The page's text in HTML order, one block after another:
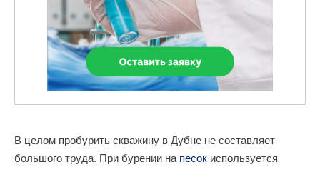
В целом пробурить скважину в Дубне не составляет
большого труда. При бурении на песок используется